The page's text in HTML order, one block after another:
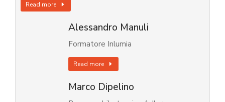
Read more
Alessandro Manuli
Formatore Inlumia
Read more
Marco Dipelino